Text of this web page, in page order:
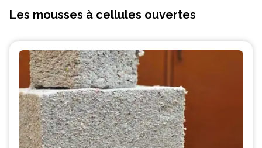
Les mousses à cellules ouvertes